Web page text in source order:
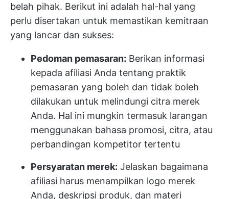
belah pihak. Berikut ini adalah hal-hal yang
perlu disertakan untuk memastikan kemitraan
yang lancar dan sukses:
Pedoman pemasaran: Berikan informasi
kepada afiliasi Anda tentang praktik
pemasaran yang boleh dan tidak boleh
dilakukan untuk melindungi citra merek
Anda. Hal ini mungkin termasuk larangan
menggunakan bahasa promosi, citra, atau
perbandingan kompetitor tertentu
Persyaratan merek: Jelaskan bagaimana
afiliasi harus menampilkan logo merek
Anda, deskripsi produk, dan materi